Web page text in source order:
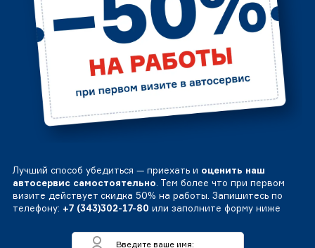
Лучший способ убедиться — приехать и оценить наш
автосервис самостоятельно. Тем более что при первом
визите действует скидка 50% на работы. Запишитесь по
телефону: +7 (343)302-17-80 или заполните форму ниже